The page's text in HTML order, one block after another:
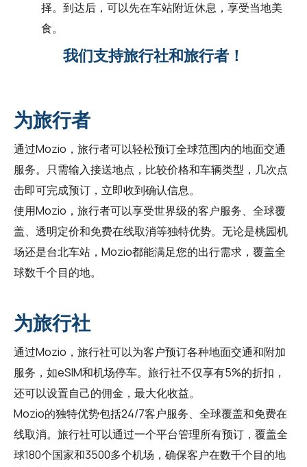
择。到达后，可以先在车站附近休息，享受当地美
食。
我们支持旅行社和旅行者！
为旅行者
通过Mozio，旅行者可以轻松预订全球范围内的地面交通
服务。只需输入接送地点，比较价格和车辆类型，几次点
击即可完成预订，立即收到确认信息。
使用Mozio，旅行者可以享受世界级的客户服务、全球覆
盖、透明定价和免费在线取消等独特优势。无论是桃园机
场还是台北车站，Mozio都能满足您的出行需求，覆盖全
球数千个目的地。
为旅行社
通过Mozio， 旅行社可以为客户预订各种地面交通和附加
服务，如eSIM和机场停车。旅行社不仅享有5%的折扣，
还可以设置自己的佣金，最大化收益。
Mozio的独特优势包括24/7客户服务、全球覆盖和免费在
线取消。旅行社可以通过一个平台管理所有预订，覆盖全
球180个国家和3500多个机场，确保客户在数千个目的地